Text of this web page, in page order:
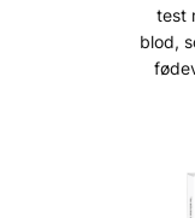
test
blod,